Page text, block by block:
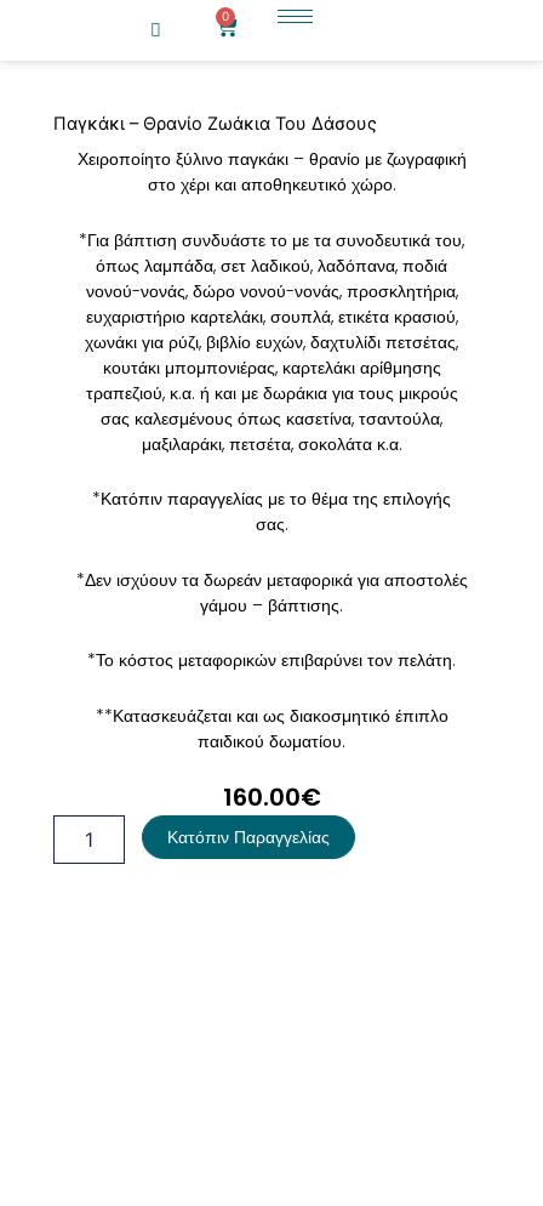
0
Cart
Παγκάκι – Θρανίο Ζωάκια Του Δάσους
Χειροποίητο ξύλινο παγκάκι – θρανίο με ζωγραφική
στο χέρι και αποθηκευτικό χώρο.
*Για βάπτιση συνδυάστε το με τα συνοδευτικά του,
όπως λαμπάδα, σετ λαδικού, λαδόπανα, ποδιά
νονού-νονάς, δώρο νονού-νονάς, προσκλητήρια,
ευχαριστήριο καρτελάκι, σουπλά, ετικέτα κρασιού,
χωνάκι για ρύζι, βιβλίο ευχών, δαχτυλίδι πετσέτας,
κουτάκι μπομπονιέρας, καρτελάκι αρίθμησης
τραπεζιού, κ.α. ή και με δωράκια για τους μικρούς
σας καλεσμένους όπως κασετίνα, τσαντούλα,
μαξιλαράκι, πετσέτα, σοκολάτα κ.α.
*Κατόπιν παραγγελίας με το θέμα της επιλογής
σας.
*Δεν ισχύουν τα δωρεάν μεταφορικά για αποστολές
γάμου – βάπτισης.
*Το κόστος μεταφορικών επιβαρύνει τον πελάτη.
**Κατασκευάζεται και ως διακοσμητικό έπιπλο
παιδικού δωματίου.
160.00€
Κατόπιν Παραγγελίας